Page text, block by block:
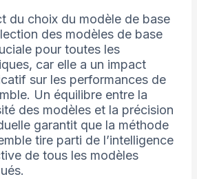
du choix du modèle de base
des modèles de base
pour toutes les
car elle a un impact
sur les performances de
Un équilibre entre la
des modèles et la précision
garantit que la méthode
tire parti de l’intelligence
de tous les modèles